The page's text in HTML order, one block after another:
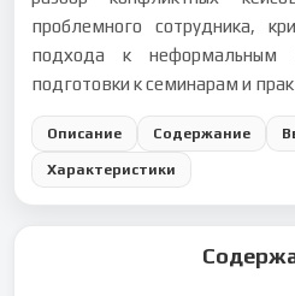
проблемного сотрудника,
подхода к неформальным
подготовки к семинарам и
Описание Содержание
Характеристики